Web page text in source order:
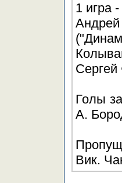
1 игра
Голы
А.
Вик.